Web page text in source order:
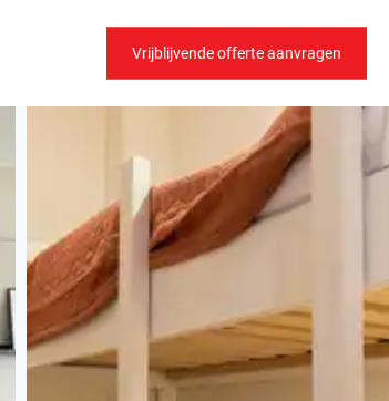
Vrijblijvende offerte aanvragen